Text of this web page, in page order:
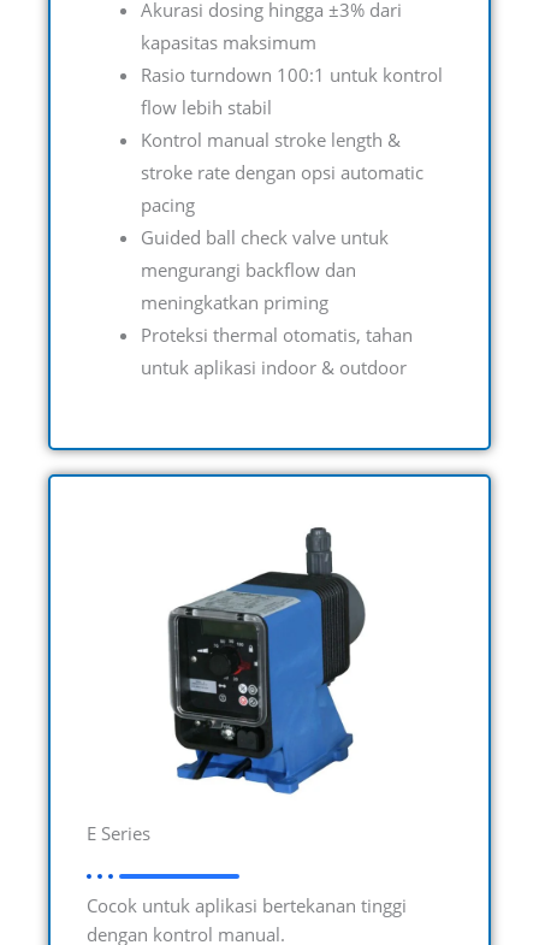
Akurasi dosing hingga ±3% dari
kapasitas maksimum
Rasio turndown 100:1 untuk kontrol
flow lebih stabil
Kontrol manual stroke length &
stroke rate dengan opsi automatic
pacing
Guided ball check valve untuk
mengurangi backflow dan
meningkatkan priming
Proteksi thermal otomatis, tahan
untuk aplikasi indoor & outdoor
E Series
Cocok untuk aplikasi bertekanan tinggi
dengan kontrol manual.